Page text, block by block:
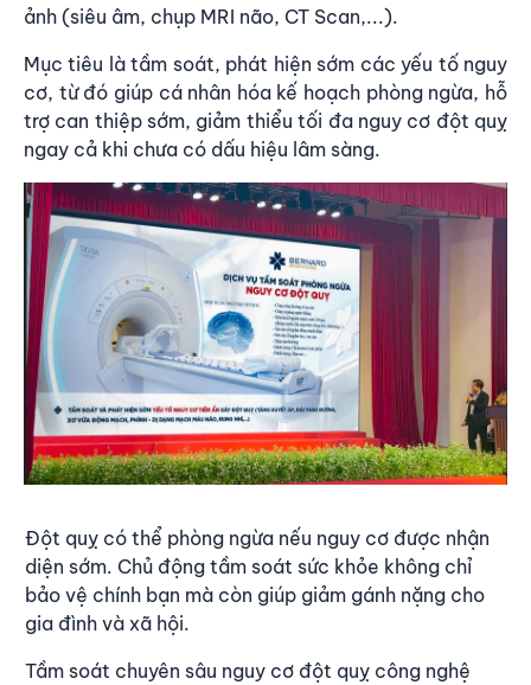
ảnh (siêu âm, chụp MRI não, CT Scan,...).
Mục tiêu là tầm soát, phát hiện sớm các yếu tố nguy
cơ, từ đó giúp cá nhân hóa kế hoạch phòng ngừa, hỗ
trợ can thiệp sớm, giảm thiểu tối đa nguy cơ đột quỵ
ngay cả khi chưa có dấu hiệu lâm sàng.
Đột quỵ có thể phòng ngừa nếu nguy cơ được nhận
diện sớm. Chủ động tầm soát sức khỏe không chỉ
bảo vệ chính bạn mà còn giúp giảm gánh nặng cho
gia đình và xã hội.
Tầm soát chuyên sâu nguy cơ đột quỵ công nghệ